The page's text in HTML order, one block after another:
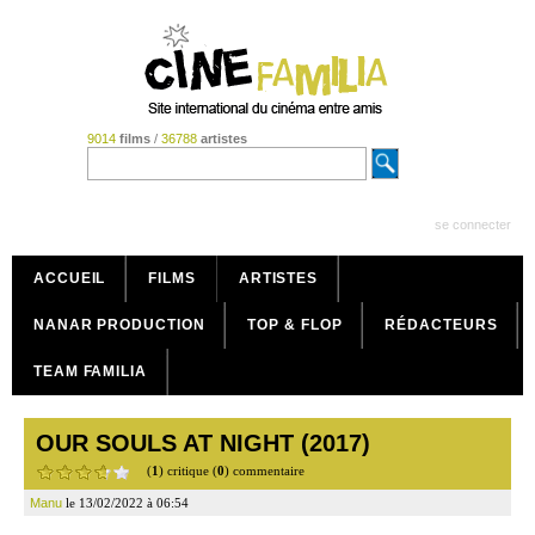
9014 films/ 36788 artistes
se connecter
ACCUEIL FILMS ARTISTES
NANAR PRODUCTION TOP & FLOP RÉDACTEURS
TEAM FAMILIA
OUR SOULS AT NIGHT (2017)
(1) critique (0) commentaire
Manu le 13/02/2022 à 06:54